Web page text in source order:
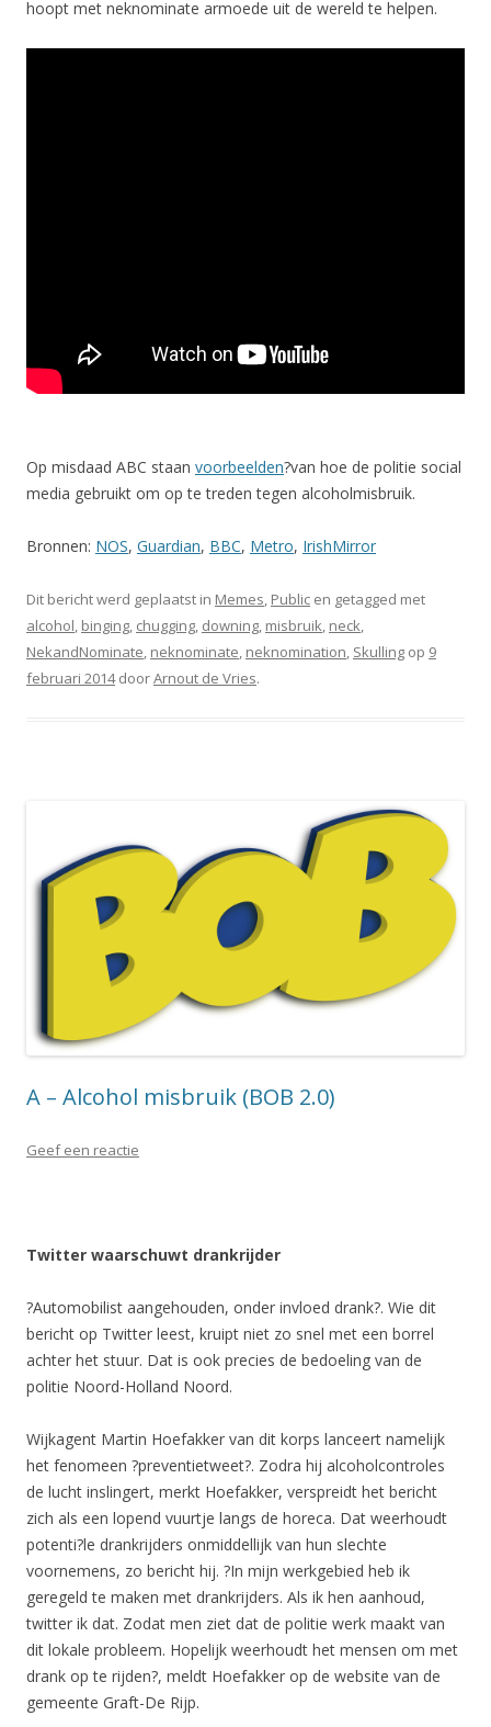
hoopt met neknominate armoede uit de wereld te helpen.
Op misdaad ABC staan voorbeelden?van hoe de politie social
media gebruikt om op te treden tegen alcoholmisbruik.
Bronnen: NOS, Guardian, BBC, Metro, IrishMirror
Dit bericht werd geplaatst in Memes, Public en getagged met
alcohol, binging, chugging, downing, misbruik, neck,
NekandNominate, neknominate, neknomination, Skulling op 9
februari 2014doorArnout de Vries.
A – Alcohol misbruik (BOB 2.0)
Geef een reactie
Twitter waarschuwt drankrijder
?Automobilist aangehouden, onder invloed drank?. Wie dit
bericht op Twitter leest, kruipt niet zo snel met een borrel
achter het stuur. Dat is ook precies de bedoeling van de
politie Noord-Holland Noord.
Wijkagent Martin Hoefakker van dit korps lanceert namelijk
het fenomeen ?preventietweet?. Zodra hij alcoholcontroles
de lucht inslingert, merkt Hoefakker, verspreidt het bericht
zich als een lopend vuurtje langs de horeca. Dat weerhoudt
potenti?le drankrijders onmiddellijk van hun slechte
voornemens, zo bericht hij. ?In mijn werkgebied heb ik
geregeld te maken met drankrijders. Als ik hen aanhoud,
twitter ik dat. Zodat men ziet dat de politie werk maakt van
dit lokale probleem. Hopelijk weerhoudt het mensen om met
drank op te rijden?, meldt Hoefakker op de website van de
gemeente Graft-De Rijp.